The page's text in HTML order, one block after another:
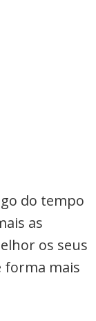
do tempo
as
os seus
forma mais